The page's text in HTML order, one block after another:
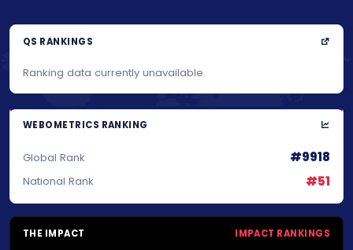
QS RANKINGS
Ranking data currently unavailable.
WEBOMETRICS RANKING
Global Rank #9918
National Rank #51
THE IMPACT IMPACT RANKINGS